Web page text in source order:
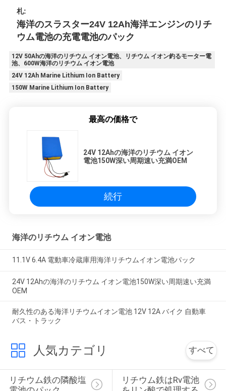
札:
海洋のスラスター24V 12Ah海洋エンジンのリチ
ウム電池の充電電池のパック
12V 50Ahの海洋のリチウム イオン電池、リチウム イオン釣るモーター電
池、600W海洋のリチウム イオン電池
24V 12Ah Marine Lithium Ion Battery
150W Marine Lithium Ion Battery
最高の価格で
24V 12Ahの海洋のリチウム イオン
電池150W深い周期速い充満OEM
続行
海洋のリチウム イオン電池
11.1V 6.4A 電動車冷蔵庫用海洋リチウムイオン電池パック
24V 12Ahの海洋のリチウム イオン電池150W深い周期速い充満
OEM
耐久性のある海洋リチウムイオン電池 12V 12A バイク 自動車
バス・トラック
人気カテゴリ すべて
リチウム鉄の隣酸塩
リチウム鉄はRv電池